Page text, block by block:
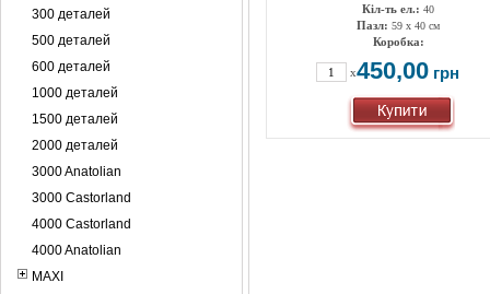
300 деталей
500 деталей
600 деталей
1000 деталей
1500 деталей
2000 деталей
3000 Anatolian
3000 Castorland
4000 Castorland
4000 Anatolian
MAXI
Кіл-ть ел.: 40
Пазл: 59 х 40 см
Коробка:
x450,00 грн